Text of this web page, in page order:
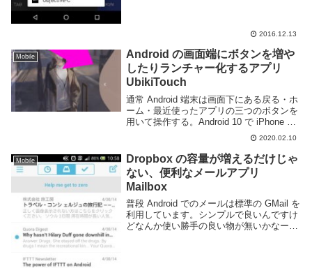
2016.12.13
Mobile
Android の画面端にボタンを増や
したりランチャー化するアプリ
UbikiTouch
通常 Android 端末は画面下にある戻る・ホ
ーム・最近使ったアプリの三つのボタンを
用いて操作する。Android 10 で iPhone の
ような UI に変更されたが、基本的には画
面下部を用いる事となる。より Android 端
末を効...
2020.02.10
Mobile
Dropbox の容量が増えるだけじゃ
ない、便利なメールアプリ
Mailbox
普段 Android でのメールは標準の GMail を
利用しています。シンプルで良いんですけ
どなんか使い勝手の良い物が無いかなーと